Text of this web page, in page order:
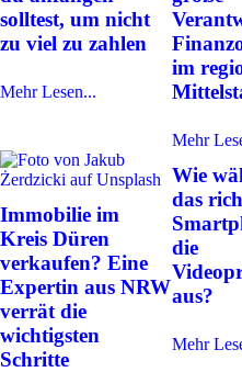
solltest, um nicht
zu viel zu zahlen
Mehr Lesen...
im
Mehr
Immobilie im
Kreis Düren
verkaufen? Eine
Expertin aus NRW
verrät die
wichtigsten
Schritte
Wie
das
die
aus?
Mehr